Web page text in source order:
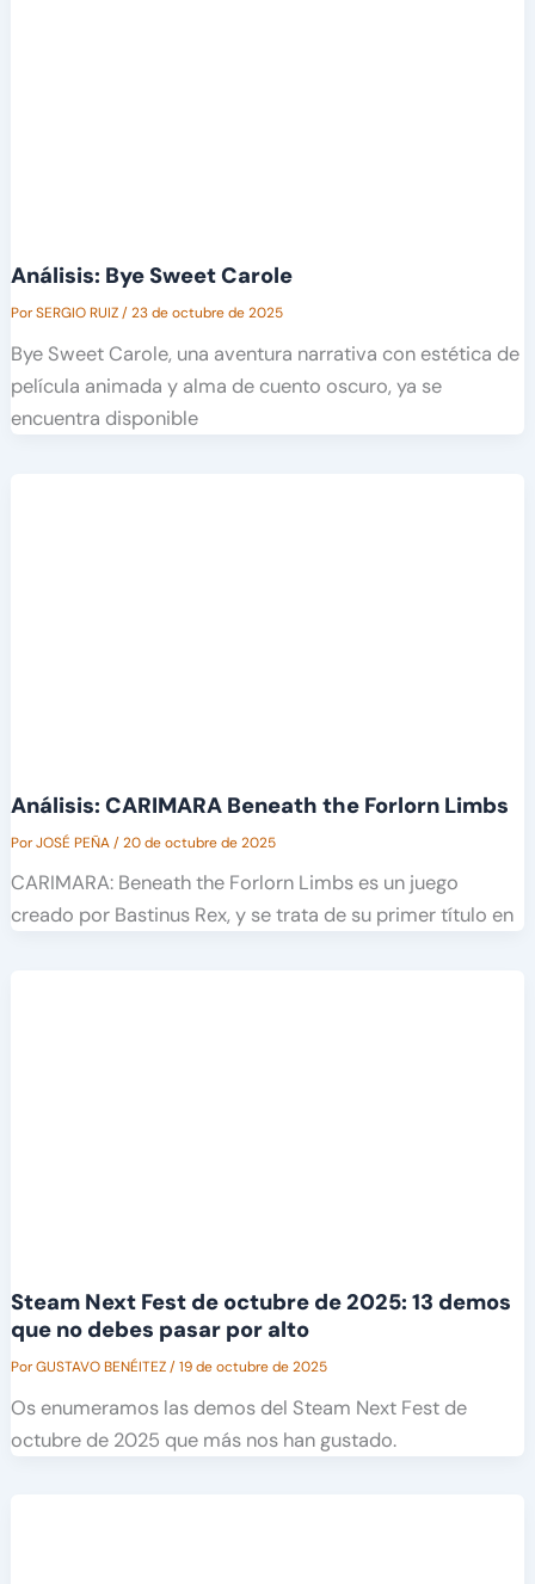
Análisis: Bye Sweet Carole
PorSERGIO RUIZ/23 de octubre de 2025
Bye Sweet Carole, una aventura narrativa con estética de
película animada y alma de cuento oscuro, ya se
encuentra disponible
Análisis: CARIMARA Beneath the Forlorn Limbs
PorJOSÉ PEÑA/20 de octubre de 2025
CARIMARA: Beneath the Forlorn Limbs es un juego
creado por Bastinus Rex, y se trata de su primer título en
Steam Next Fest de octubre de 2025: 13 demos
que no debes pasar por alto
PorGUSTAVO BENÉITEZ/19 de octubre de 2025
Os enumeramos las demos del Steam Next Fest de
octubre de 2025 que más nos han gustado.